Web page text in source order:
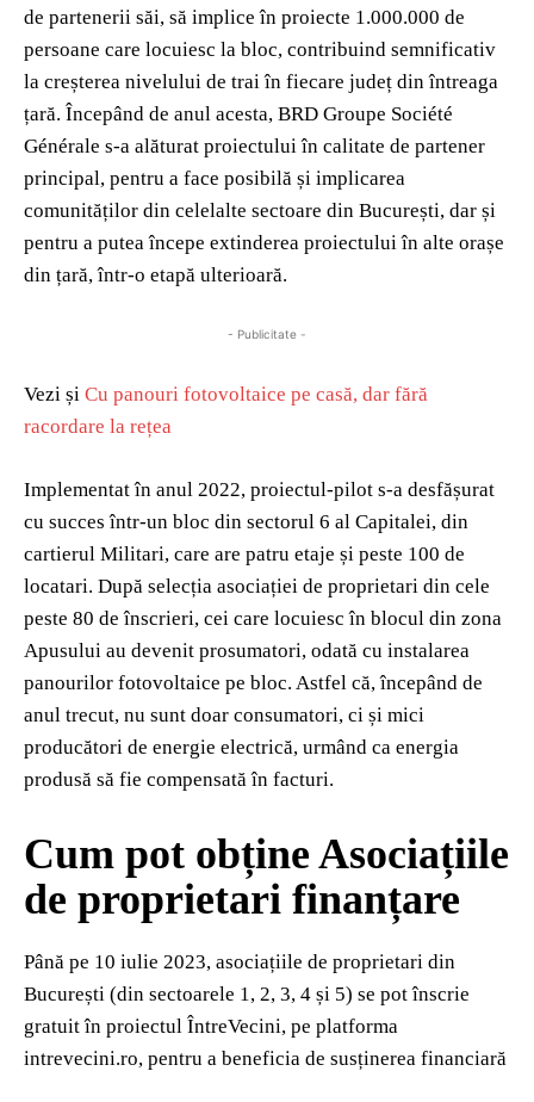
de partenerii săi, să implice în proiecte 1.000.000 de
persoane care locuiesc la bloc, contribuind semnificativ
la creșterea nivelului de trai în fiecare județ din întreaga
țară. Începând de anul acesta, BRD Groupe Société
Générale s-a alăturat proiectului în calitate de partener
principal, pentru a face posibilă și implicarea
comunităților din celelalte sectoare din București, dar și
pentru a putea începe extinderea proiectului în alte orașe
din țară, într-o etapă ulterioară.
- Publicitate -
Vezi și Cu panouri fotovoltaice pe casă, dar fără
racordare la rețea
Implementat în anul 2022, proiectul-pilot s-a desfășurat
cu succes într-un bloc din sectorul 6 al Capitalei, din
cartierul Militari, care are patru etaje și peste 100 de
locatari. După selecția asociației de proprietari din cele
peste 80 de înscrieri, cei care locuiesc în blocul din zona
Apusului au devenit prosumatori, odată cu instalarea
panourilor fotovoltaice pe bloc. Astfel că, începând de
anul trecut, nu sunt doar consumatori, ci și mici
producători de energie electrică, urmând ca energia
produsă să fie compensată în facturi.
Cum pot obține Asociațiile
de proprietari finanțare
Până pe 10 iulie 2023, asociațiile de proprietari din
București (din sectoarele 1, 2, 3, 4 și 5) se pot înscrie
gratuit în proiectul ÎntreVecini, pe platforma
intrevecini.ro, pentru a beneficia de susținerea financiară